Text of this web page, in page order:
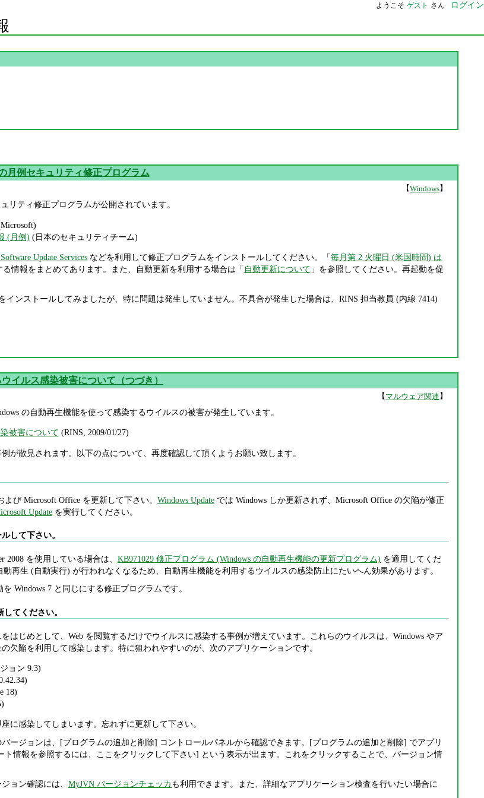
ようこそ ゲスト さん ログイン
月例セキュリティ修正プログラム
【Windows】
リティ修正プログラムが公開されています。
(月例) (日本のセキュリティチーム)
Update Servicesなどを利用して修正プログラムをインストールしてください。「毎月第 2 火曜日 (米国時間) は
る情報をまとめてあります。また、自動更新を利用する場合は「 自動更新について 」を参照してください。再起動を促
インストールしてみましたが、特に問題は発生していません。不具合が発生した場合は、RINS 担当教員 (内線 7414)
イルス感染被害について（つづき）
【 マルウェア関連 】
の自動再生機能を使って感染するウイルスの被害が発生しています。
被害について (RINS, 2009/01/27)
が散見されます。以下の点について、再度確認して頂くようお願い致します。
び Microsoft Office を更新して下さい。 Windows Updateでは Windows しか更新されず、Microsoft Office の欠陥が修正
Updateを実行してください。
して下さい。
2008 を使用している場合は、 KB971029 修正プログラム (Windows の自動再生機能の更新プログラム) を適用してくだ
再生 (自動実行) が行われなくなるため、自動再生機能を利用するウイルスの感染防止にたいへん効果があります。
Windows 7 と同じにする修正プログラムです。
てください。
はじめとして、Web を閲覧するだけでウイルスに感染する事例が増えています。これらのウイルスは、Windows やア
欠陥を利用して感染します。特に狙われやすいのが、次のアプリケーションです。
ョン 9.3)
18)
に感染してしまいます。忘れずに更新して下さい。
ージョンは、[プログラムの追加と削除] コントロールパネルから確認できます。[プログラムの追加と削除] でアプリ
情報を参照するには、ここをクリックして下さい] という表示が出ます。これをクリックすることで、バージョン情
ョン確認には、 MyJVN バージョンチェッカ も利用できます。また、詳細なアプリケーション検査を行いたい場合に